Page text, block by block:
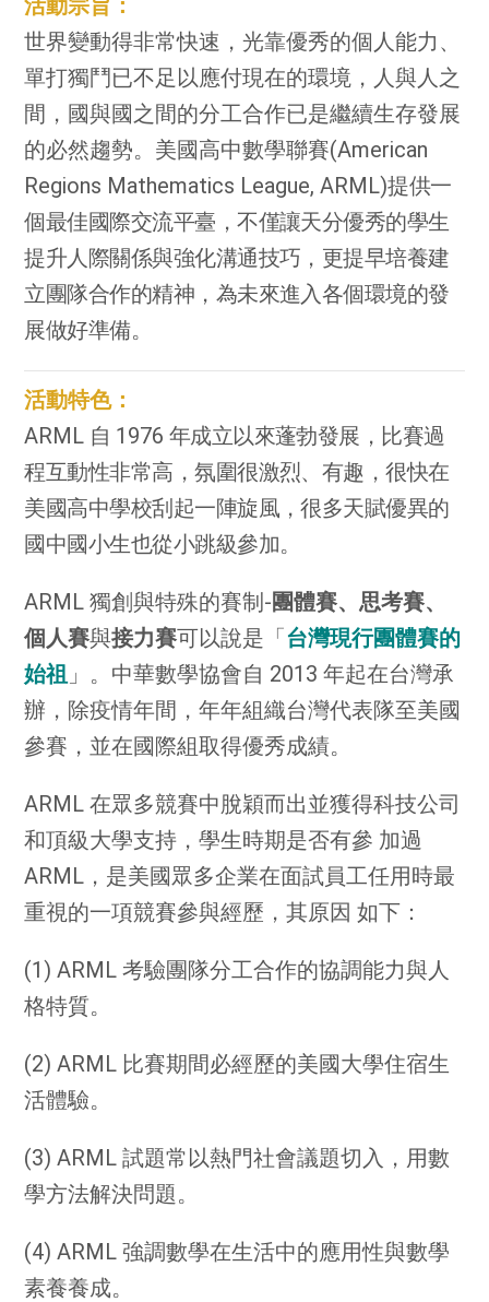
活動宗旨：
世界變動得非常快速，光靠優秀的個人能力、
單打獨鬥已不足以應付現在的環境，人與人之
間，國與國之間的分工合作已是繼續生存發展
的必然趨勢。 美國高中數學聯賽(American
Regions Mathematics League, ARML)提供一
個最佳國際交流平臺，不僅讓天分優秀的學生
提升人際關係與強化溝通技巧，更提早培養建
立團隊合作的精神，為未來進入各個環境的發
展做好準備。
活動特色：
ARML 自 1976 年成立以來蓬勃發展，比賽過
程互動性非常高，氛圍很激烈、有趣，很快在
美國高中學校刮起一陣旋風，很多天賦優異的
國中國小生也從小跳級參加。
ARML 獨創與特殊的賽制-團體賽、思考賽、
個人賽與接力賽可以說是「台灣現行團體賽的
始祖 」 。 中華數學協會自 2013 年起在台灣承
辦，除疫情年間，年年組織台灣代表隊至美國
參賽，並在國際組取得優秀成績。
ARML 在眾多競賽中脫穎而出並獲得科技公司
和頂級大學支持，學生時期是否有參 加過
ARML，是美國眾多企業在面試員工任用時最
重視的一項競賽參與經歷，其原因 如下：
(1) ARML 考驗團隊分工合作的協調能力與人
格特質。
(2) ARML 比賽期間必經歷的美國大學住宿生
活體驗。
(3) ARML 試題常以熱門社會議題切入，用數
學方法解決問題。
(4) ARML 強調數學在生活中的應用性與數學
素養養成。